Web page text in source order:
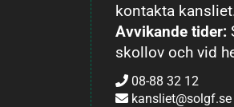
kontakta
Avvikande tider:
skollov och vid
08-88 32 12
kansliet@solgf.se